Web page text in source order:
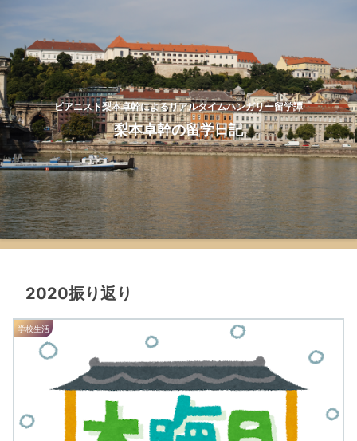
ピアニスト梨本卓幹によるリアルタイムハンガリー留学譚
梨本卓幹の留学日記
2020振り返り
学校生活